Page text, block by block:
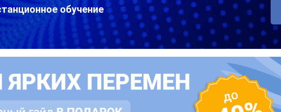
обучение